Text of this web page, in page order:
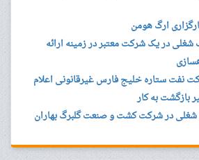
ارگ هومن
در یک شرکت معتبر در زمینه ارائه
نفت ستاره خلیج فارس غیرقانونی اعلام
بازگشت به کار